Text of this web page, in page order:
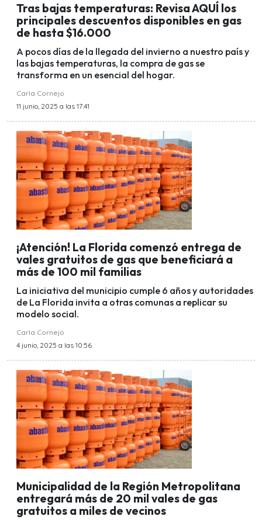
Tras bajas temperaturas: Revisa AQUÍ los
principales descuentos disponibles en gas
de hasta $16.000
A pocos días de la llegada del invierno a nuestro país y
las bajas temperaturas, la compra de gas se
transforma en un esencial del hogar.
Carla Cornejo
11 junio, 2025 a las 17:41
¡Atención! La Florida comenzó entrega de
vales gratuitos de gas que beneficiará a
más de 100 mil familias
La iniciativa del municipio cumple 6 años y autoridades
de La Florida invita a otras comunas a replicar su
modelo social.
Carla Cornejo
4 junio, 2025 a las 10:56
Municipalidad de la Región Metropolitana
entregará más de 20 mil vales de gas
gratuitos a miles de vecinos